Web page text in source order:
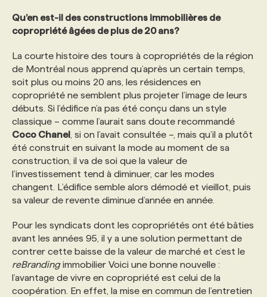
Qu’en est-il des constructions immobilières de
copropriété âgées de plus de 20 ans?
La courte histoire des tours à copropriétés de la région
de Montréal nous apprend qu’après un certain temps,
soit plus ou moins 20 ans, les résidences en
copropriété ne semblent plus projeter l’image de leurs
débuts. Si l’édifice n’a pas été conçu dans un style
classique – comme l’aurait sans doute recommandé
Coco Chanel , si on l’avait consultée –, mais qu’il a plutôt
été construit en suivant la mode au moment de sa
construction, il va de soi que la valeur de
l’investissement tend à diminuer, car les modes
changent. L’édifice semble alors démodé et vieillot, puis
sa valeur de revente diminue d’année en année.
Pour les syndicats dont les copropriétés ont été bâties
avant les années 95, il y a une solution permettant de
contrer cette baisse de la valeur de marché et c’est le
reBrandingimmobilier Voici une bonne nouvelle :
l’avantage de vivre en copropriété est celui de la
coopération. En effet, la mise en commun de l’entretien